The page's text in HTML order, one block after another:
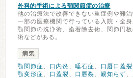
外科的手術による顎関節症の治療
他の治療法で改善できない重症例や難治
一部の医療機関で行っている入院・全身
顎関節の洗浄術、癒着除去術、関節円
術などがある。
病気
顎関節症、 口内炎 、 唾石症、 口唇口蓋裂
顎変形症、 口蓋裂、 口唇裂、 親知らず、